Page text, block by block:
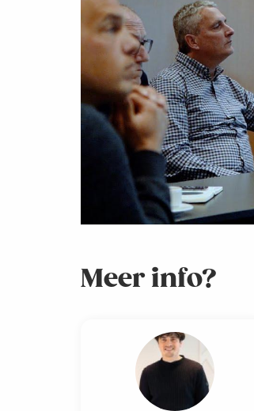
Meer info?